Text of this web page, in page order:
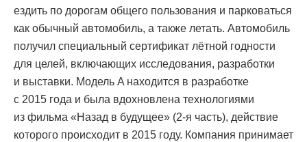
ездить по дорогам общего пользования и парковаться
как обычный автомобиль, а также летать. Автомобиль
получил специальный сертификат лётной годности
для целей, включающих исследования, разработки
и выставки. Модель A находится в разработке
с 2015 года и была вдохновлена технологиями
из фильма «Назад в будущее» (2-я часть), действие
которого происходит в 2015 году. Компания принимает